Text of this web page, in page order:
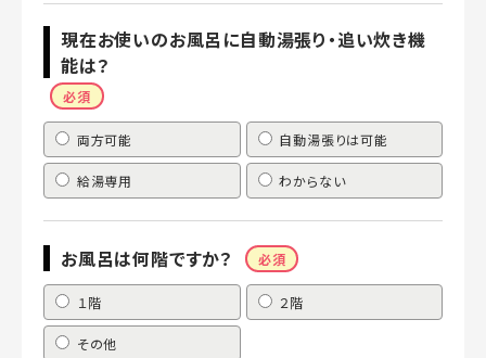
現在お使いのお風呂に自動湯張り・追い炊き機
能は？
必須
両方可能 自動湯張りは可能
給湯専用 わからない
お風呂は何階ですか？ 必須
１階 ２階
その他